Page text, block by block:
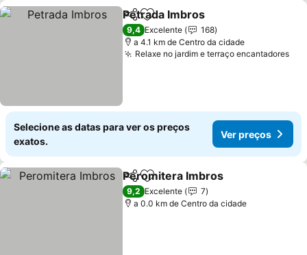
PartilharAdicionar aos favoritos
Petrada Imbros
9,4 Excelente
168
a 4.1 km de Centro da cidade
Relaxe no jardim e terraço encantadores
Selecione as datas para ver os preços
exatos.
Ver preços
PartilharAdicionar aos favoritos
Peromitera Imbros
9,2 Excelente
7
a 0.0 km de Centro da cidade